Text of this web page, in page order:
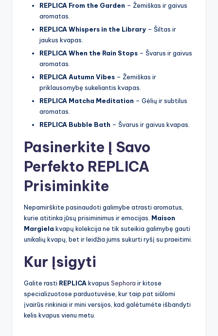
REPLICA From the Garden – Žemiškas ir gaivus
aromatas.
REPLICA Whispers in the Library – Šiltas ir
jaukus kvapas.
REPLICA When the Rain Stops – Švarus ir gaivus
aromatas.
REPLICA Autumn Vibes – Žemiškas ir
priklausomybę sukeliantis kvapas.
REPLICA Matcha Meditation – Gėlių ir subtilus
aromatas.
REPLICA Bubble Bath – Švarus ir gaivus kvapas.
Pasinerkite Į Savo
Perfekto REPLICA
Prisiminkite
Nepamirškite pasinaudoti galimybe atrasti aromatus,
kurie atitinka jūsų prisiminimus ir emocijas. Maison
Margiela kvapų kolekcija ne tik suteikia galimybę gauti
unikalių kvapų, bet ir leidžia jums sukurti ryšį su praeitimi.
Kur Įsigyti
Galite rasti REPLICA kvapus Sephora ir kitose
specializuotose parduotuvėse, kur taip pat siūlomi
įvairūs rinkiniai ir mini versijos, kad galėtumėte išbandyti
kelis kvapus vienu metu.